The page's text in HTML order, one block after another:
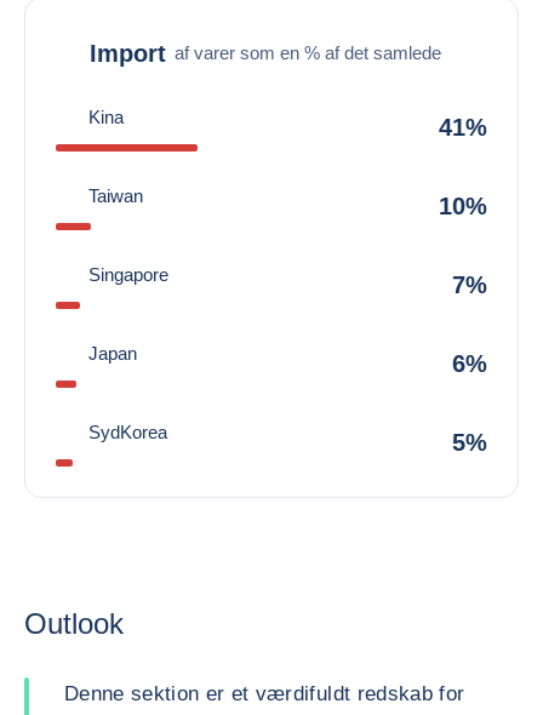
Import af varer som en % af det samlede
Kina 41%
Taiwan 10%
Singapore 7%
Japan 6%
SydKorea 5%
Outlook
Denne sektion er et værdifuldt redskab for